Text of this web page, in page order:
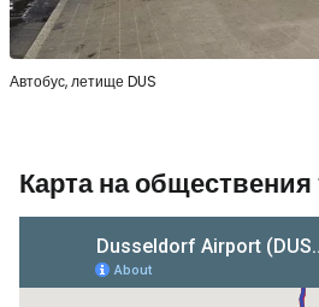
Автобус, летище DUS
Карта на обществения